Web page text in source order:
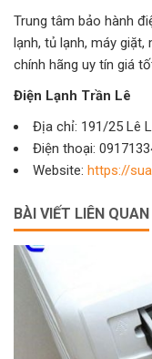
Trung tâm bảo hành
lạnh, tủ lạnh, máy
chính hãng uy tín giá
Điện Lạnh Trần Lê
Địa chỉ: 191/25 Lê
Điện thoại:
Website: https://
BÀI VIẾT LIÊN QUAN